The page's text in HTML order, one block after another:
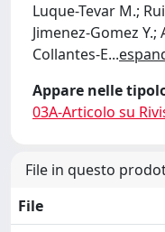
Luque-Tevar M.;
Jimenez-Gomez
Collantes-E...
Appare nelle
03A-Articolo su
File in questo
File